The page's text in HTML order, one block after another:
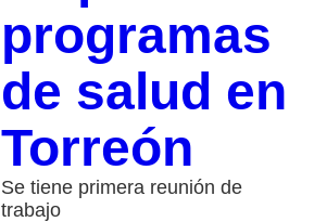
programas
de salud en
Torreón
Se tiene primera reunión de
trabajo